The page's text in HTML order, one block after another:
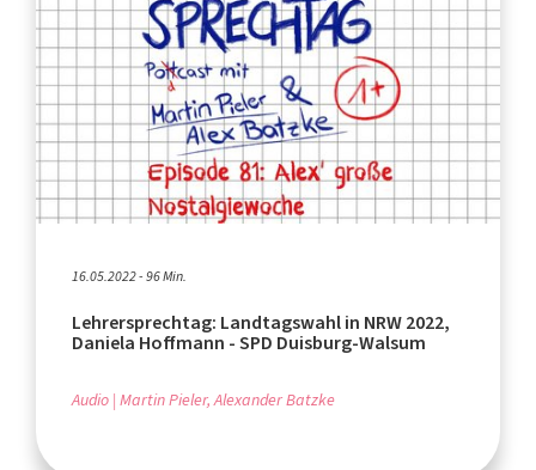
16.05.2022 - 96 Min.
Lehrersprechtag: Landtagswahl in NRW 2022,
Daniela Hoffmann - SPD Duisburg-Walsum
Audio Martin Pieler, Alexander Batzke